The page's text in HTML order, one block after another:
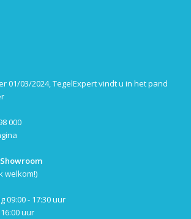
01/03/2024, TegelExpert vindt u in het pand
000
welkom!)
09:00 - 17:30 uur
uur